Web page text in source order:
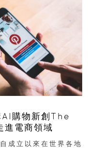
購物新創The
進電商領域
立以來在世界各地